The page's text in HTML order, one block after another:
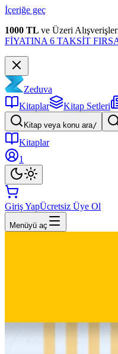
İçeriğe geç
1000 TL ve Üzeri
FİYATINA 6 TAKSİT
Zeduva
Kitaplar
Kitap Setleri
Kitap veya konu ara/
Kitaplar
1
Giriş YapÜcretsiz Üye Ol
Menüyü aç